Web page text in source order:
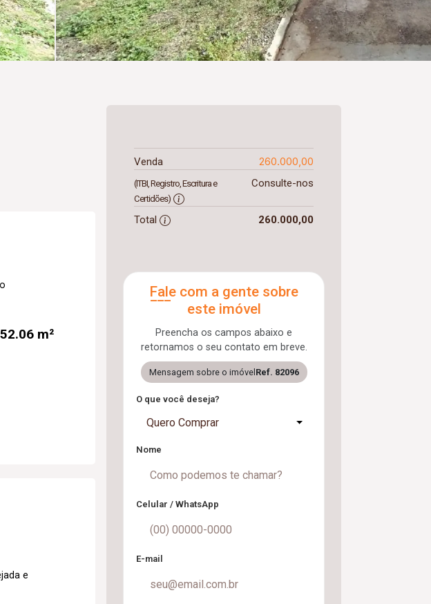
m²
e
Venda 260.000,00
(ITBI, Registro, Escritura e
Certidões)
Consulte-nos
Total 260.000,00
Fale com a gente sobre
este imóvel
Preencha os campos abaixo e
retornamos o seu contato em breve.
Mensagem sobre o imóvel Ref. 82096
O que você deseja?
Quero Comprar
Nome
Celular / WhatsApp
E-mail